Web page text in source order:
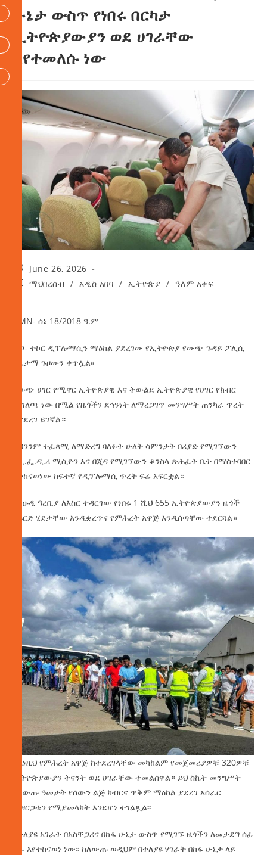
ሁኔታ ውስጥ የነበሩ በርካታ
ኢትዮጵያውያን ወደ ሀገራቸው
እየተመለሱ ነው
June 26, 2026
ማህበረሰብ / አዲስ አበባ / ኢትዮጵያ / ዓለም አቀፍ
AMN- ሰኔ 18/2018 ዓ.ም
ዜጋ- ተኮር ዲፕሎማሲን ማዕከል ያደረገው የኢትዮጵያ የውጭ ጉዳይ ፖሊሲ
ስኬታማ ጉዞውን ቀጥሏል፡፡
በውጭ ሀገር የሚኖር ኢትዮጵያዊ እና ትውልደ ኢትዮጵያዊ የሀገር የክብር
መገለጫ ነው በሚል የዜጎችን ደኅንነት ለማረጋገጥ መንግሥት ጠንካራ ጥረት
እያደረገ ይገኛል።
ይህንንም ተፈጻሚ ለማድረግ ባለፉት ሁለት ሳምንታት በሪያድ የሚገኘውን
የኢ.ፌ.ዲ.ሪ ሚሲዮን እና በጂዳ የሚገኘውን ቆንስላ ጽሕፈት ቤት በማስተባበር
የተከናወነው ከፍተኛ የዲፕሎማሲ ጥረት ፍሬ አፍርቷል።
በሳዑዲ ዓረቢያ ለእስር ተዳርገው የነበሩ 1 ሺህ 655 ኢትዮጵያውያን ዜጎች
የፍርድ ሂደታቸው እንዲቋረጥና የምሕረት አዋጅ እንዲሰጣቸው ተደርጓል።
ከእነዚህ የምሕረት አዋጅ ከተደረገላቸው መካከልም የመጀመሪያዎቹ 320ዎቹ
ኢትዮጵያውያን ትናንት ወደ ሀገራቸው ተመልሰዋል። ይህ ስኬት መንግሥት
በለውጡ ዓመታት የሰውን ልጅ ክብርና ጥቅም ማዕከል ያደረገ አሰራር
መዘርጋቱን የሚያመላክት እንደሆነ ተገልጿል፡፡
በተለያዩ አገራት በአስቸጋሪና በከፋ ሁኔታ ውስጥ የሚገኙ ዜጎችን ለመታደግ ሰፊ
ስራ እየተከናወነ ነው፡፡ ከለውጡ ወዲህም በተለያዩ ሃገራት በከፋ ሁኔታ ላይ